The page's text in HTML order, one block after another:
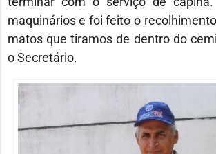
maquinários e foi feito o
matos que tiramos de dentro do
o Secretário.